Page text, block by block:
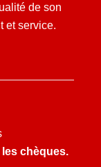
de son
et service.
chèques.